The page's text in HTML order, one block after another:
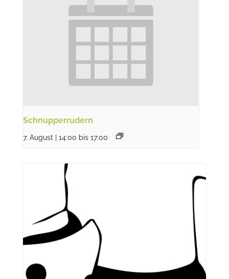
Schnupperrudern
7. August | 14:00 bis 17:00